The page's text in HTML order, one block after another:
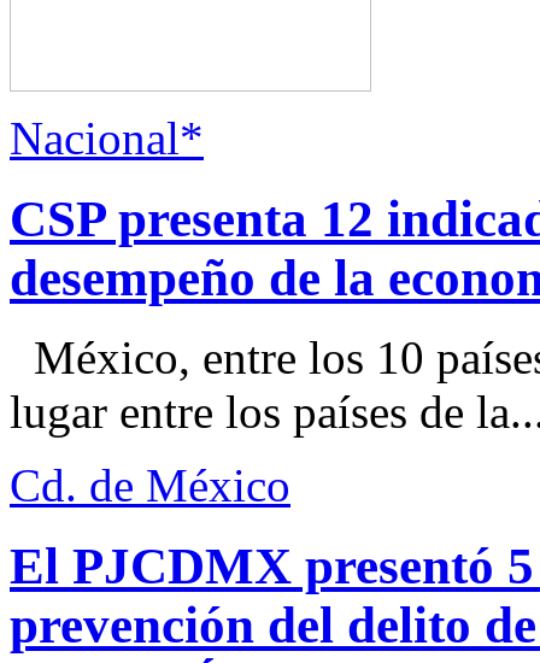
Nacional*
CSP presenta 12
desempeño de la
México, entre los 10
lugar entre los países de
Cd. de México
El PJCDMX presentó
prevención del delito